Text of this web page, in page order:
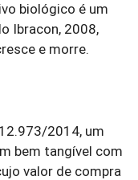
biológico é um
Ibracon, 2008,
e morre.
2014, um
bem tangível com
valor de compra